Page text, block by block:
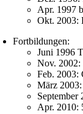
Apr. 1997
Okt. 2003:
Fortbildungen:
Juni 1996
Nov. 2002:
Feb. 2003:
März
Apr. 2010: